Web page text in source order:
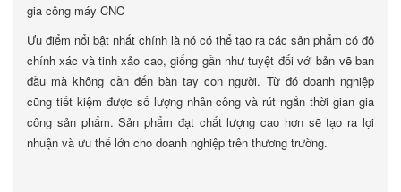
gia công máy CNC
Ưu điểm nổi bật nhất chính là nó có thể tạo ra các sản phẩm có độ
chính xác và tinh xảo cao, giống gần như tuyệt đối với bản vẽ ban
đầu mà không cần đến bàn tay con người. Từ đó doanh nghiệp
cũng tiết kiệm được số lượng nhân công và rút ngắn thời gian gia
công sản phẩm. Sản phẩm đạt chất lượng cao hơn sẽ tạo ra lợi
nhuận và ưu thế lớn cho doanh nghiệp trên thương trường.